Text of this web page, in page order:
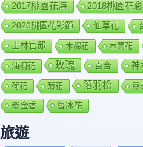
2017桃園花海 2018桃園花
2020桃園花彩節
仙草花
士林官邸 木棉花 木蘭花
油桐花 玫瑰 百合 神
荷花 菊花 落羽松 薰
鬱金香 魯冰花
旅遊